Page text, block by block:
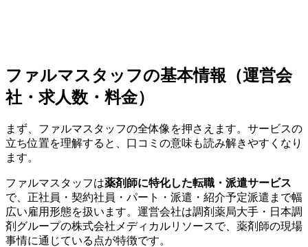
ファルマスタッフの基本情報（運営会
社・求人数・料金）
まず、ファルマスタッフの全体像を押さえます。サービスの
立ち位置を理解すると、口コミの意味も読み解きやすくなり
ます。
ファルマスタッフは薬剤師に特化した転職・派遣サービス
で、正社員・契約社員・パート・派遣・紹介予定派遣まで幅
広い雇用形態を扱います。運営会社は調剤薬局大手・日本調
剤グループの株式会社メディカルリソースで、薬剤師の現場
事情に通じている点が特徴です。